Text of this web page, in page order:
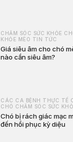
CHĂM SÓC SỨC KHỎE
KHỎE MÈO TIN TỨC
Giá siêu âm cho chó
nào cần siêu âm?
CÁC CA BỆNH THỰC TẾ
CHÓ CHĂM SÓC SỨC
Chó bị rách giác mạc
đến hồi phục kỳ diệu